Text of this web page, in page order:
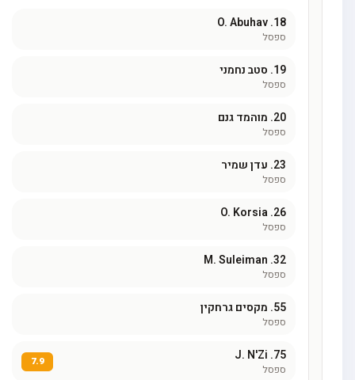
O. Abuhav
ספסל
סטב נחמני
ספסל
מוהמד גנם
ספסל
עדן שמיר
ספסל
O. Korsia
ספסל
M. Suleiman
ספסל
מקסים גרחקין
ספסל
J. N'Zi
ספסל